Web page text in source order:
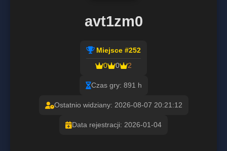
avt1zm0
Miejsce #252
0
0 2
Czas gry: 891 h
Ostatnio widziany: 2026-08-07 20:21:12
Data rejestracji: 2026-01-04